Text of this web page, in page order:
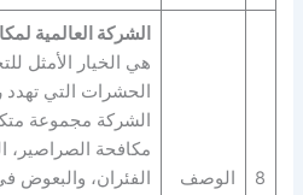
8 الوصف
الشركة العالمية
هي الخيار الأمثل
الحشرات التي
الشركة مجموعة
مكافحة الصراصير،
الفئران،